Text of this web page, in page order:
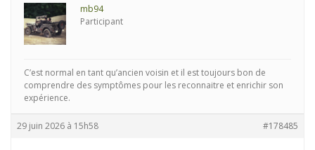
mb94
Participant
C’est normal en tant qu’ancien voisin et il est toujours bon de
comprendre des symptômes pour les reconnaitre et enrichir son
expérience.
29 juin 2026 à 15h58 #178485